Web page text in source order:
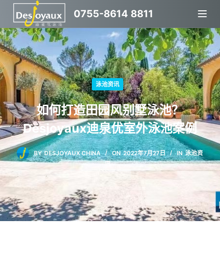
跳
过
内
容
0755-8614 8811
泳池资讯
如何打造田园风别墅泳池？
Desjoyaux迪泉优室外泳池案例
BY DESJOYAUX CHINA ON 2022年7月27日 IN 泳池资
讯